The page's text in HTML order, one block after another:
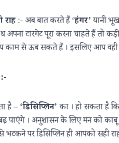
राह:- अब बात करते हैं ‘हंगर’यानी
अपना टारगेट पूरा करना चाहते हैं तो
काम से ऊब सकते हैं । इसलिए आप
है –‘डिसिप्लिन’का । हो सकता है
पाएंगे । अनुशासन के लिए मन को
भटकने पर डिसिप्लिन ही आपको सही